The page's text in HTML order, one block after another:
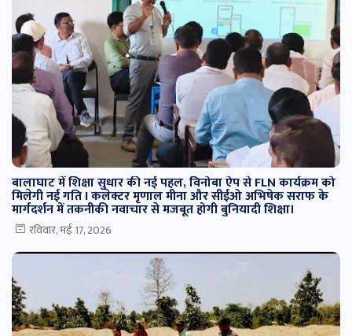
बालाघाट में शिक्षा सुधार की नई पहल, विनोबा ऐप से FLN कार्यक्रम को
मिलेगी नई गति I कलेक्टर मृणाल मीना और सीईओ अभिषेक सराफ के
मार्गदर्शन में तकनीकी नवाचार से मजबूत होगी बुनियादी शिक्षा।
रविवार, मई 17, 2026